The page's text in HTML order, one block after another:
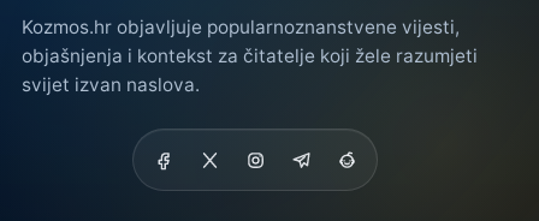
Kozmos.hr objavljuje popularnoznanstvene vijesti,
objašnjenja i kontekst za čitatelje koji žele razumjeti
svijet izvan naslova.